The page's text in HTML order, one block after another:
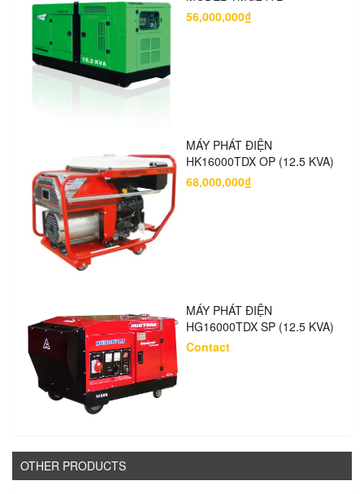
56,000,000₫
MÁY PHÁT ĐIỆN
HK16000TDX OP (12.5 KVA)
68,000,000₫
MÁY PHÁT ĐIỆN
HG16000TDX SP (12.5 KVA)
Contact
OTHER PRODUCTS